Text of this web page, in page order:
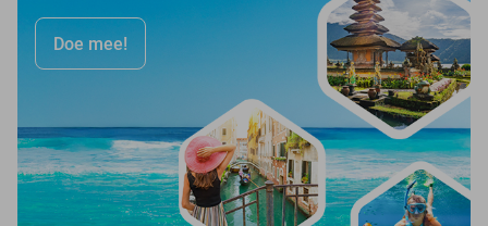
Doe mee!